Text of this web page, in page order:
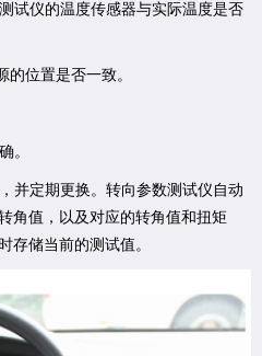
试仪的温度传感器与实际温度是否
位置是否一致。
。
并定期更换。转向参数测试仪自动
角值，以及对应的转角值和扭矩
存储当前的测试值。